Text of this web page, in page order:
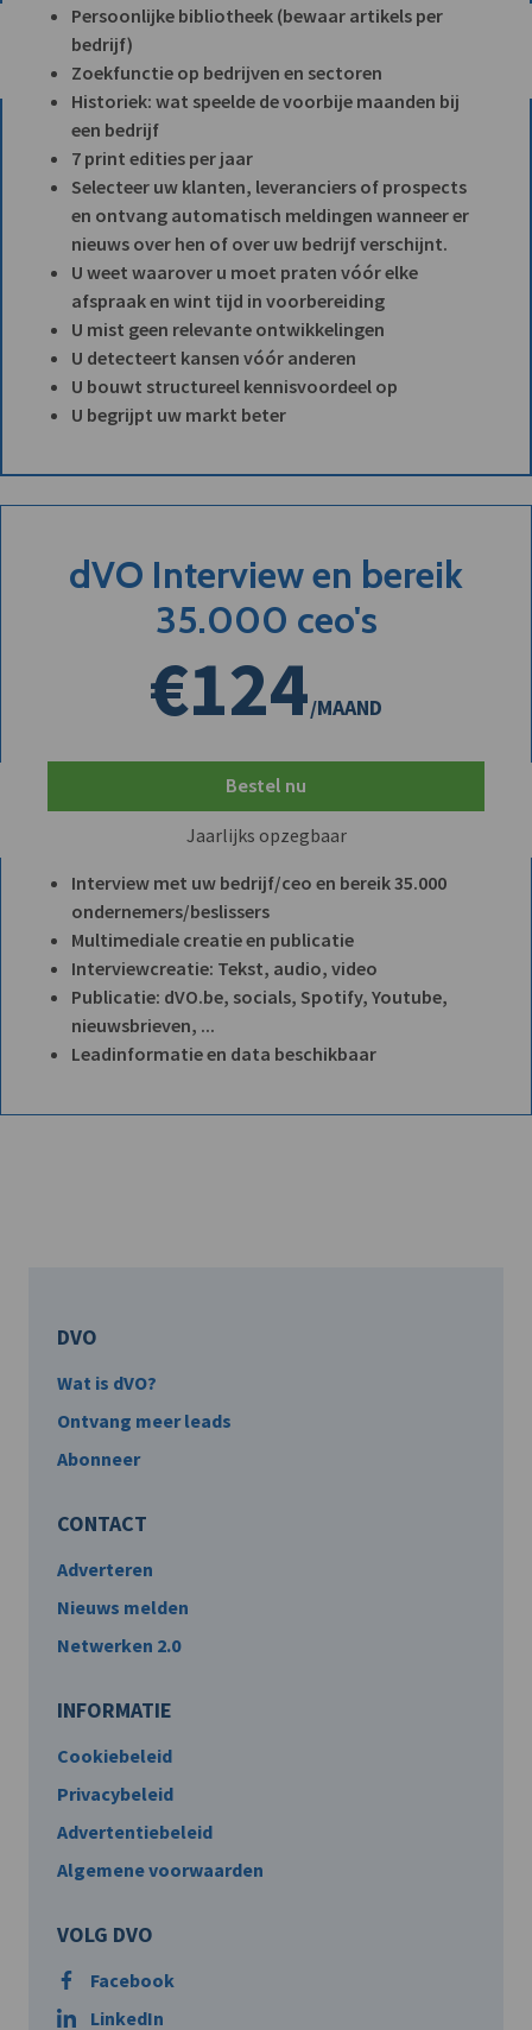
Persoonlijke bibliotheek (bewaar artikels per
bedrijf)
Zoekfunctie op bedrijven en sectoren
Historiek: wat speelde de voorbije maanden bij
een bedrijf
7 print edities per jaar
Selecteer uw klanten, leveranciers of prospects
en ontvang automatisch meldingen wanneer er
nieuws over hen of over uw bedrijf verschijnt.
U weet waarover u moet praten vóór elke
afspraak en wint tijd in voorbereiding
U mist geen relevante ontwikkelingen
U detecteert kansen vóór anderen
U bouwt structureel kennisvoordeel op
U begrijpt uw markt beter
dVO Interview en bereik
35.000 ceo's
€124/MAAND
Bestel nu
Jaarlijks opzegbaar
Interview met uw bedrijf/ceo en bereik 35.000
ondernemers/beslissers
Multimediale creatie en publicatie
Interviewcreatie: Tekst, audio, video
Publicatie: dVO.be, socials, Spotify, Youtube,
nieuwsbrieven, ...
Leadinformatie en data beschikbaar
DVO
Wat is dVO?
Ontvang meer leads
Abonneer
CONTACT
Adverteren
Nieuws melden
Netwerken 2.0
INFORMATIE
Cookiebeleid
Privacybeleid
Advertentiebeleid
Algemene voorwaarden
VOLG DVO
Facebook
LinkedIn